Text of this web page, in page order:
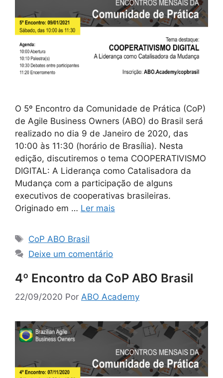
O 5º Encontro da Comunidade de Prática (CoP)
de Agile Business Owners (ABO) do Brasil será
realizado no dia 9 de Janeiro de 2020, das
10:00 às 11:30 (horário de Brasília). Nesta
edição, discutiremos o tema COOPERATIVISMO
DIGITAL: A Liderança como Catalisadora da
Mudança com a participação de alguns
executivos de cooperativas brasileiras.
Originado em … Ler mais
CoP ABO Brasil
Deixe um comentário
4º Encontro da CoP ABO Brasil
22/09/2020 Por ABO Academy